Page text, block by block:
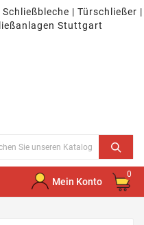
| Türschließer |
Stuttgart
Mein Konto
0